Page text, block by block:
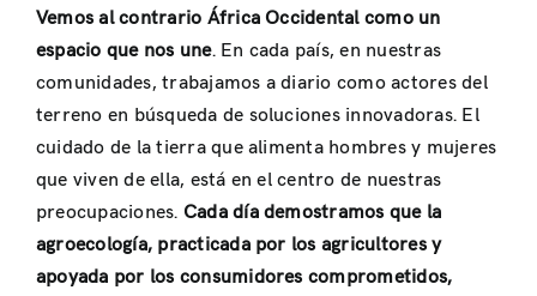
Vemos al contrario África Occidental como un
espacio que nos une. En cada país, en nuestras
comunidades, trabajamos a diario como actores del
terreno en búsqueda de soluciones innovadoras. El
cuidado de la tierra que alimenta hombres y mujeres
que viven de ella, está en el centro de nuestras
preocupaciones. Cada día demostramos que la
agroecología, practicada por los agricultores y
apoyada por los consumidores comprometidos,